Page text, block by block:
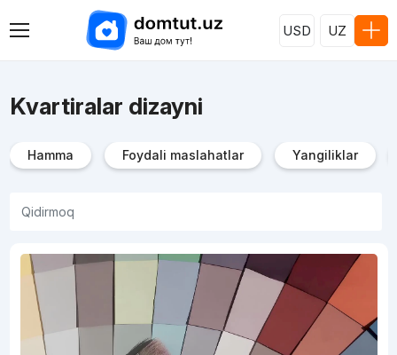
USD UZ
Kvartiralar dizayni
Hamma Foydali maslahatlar Yangiliklar